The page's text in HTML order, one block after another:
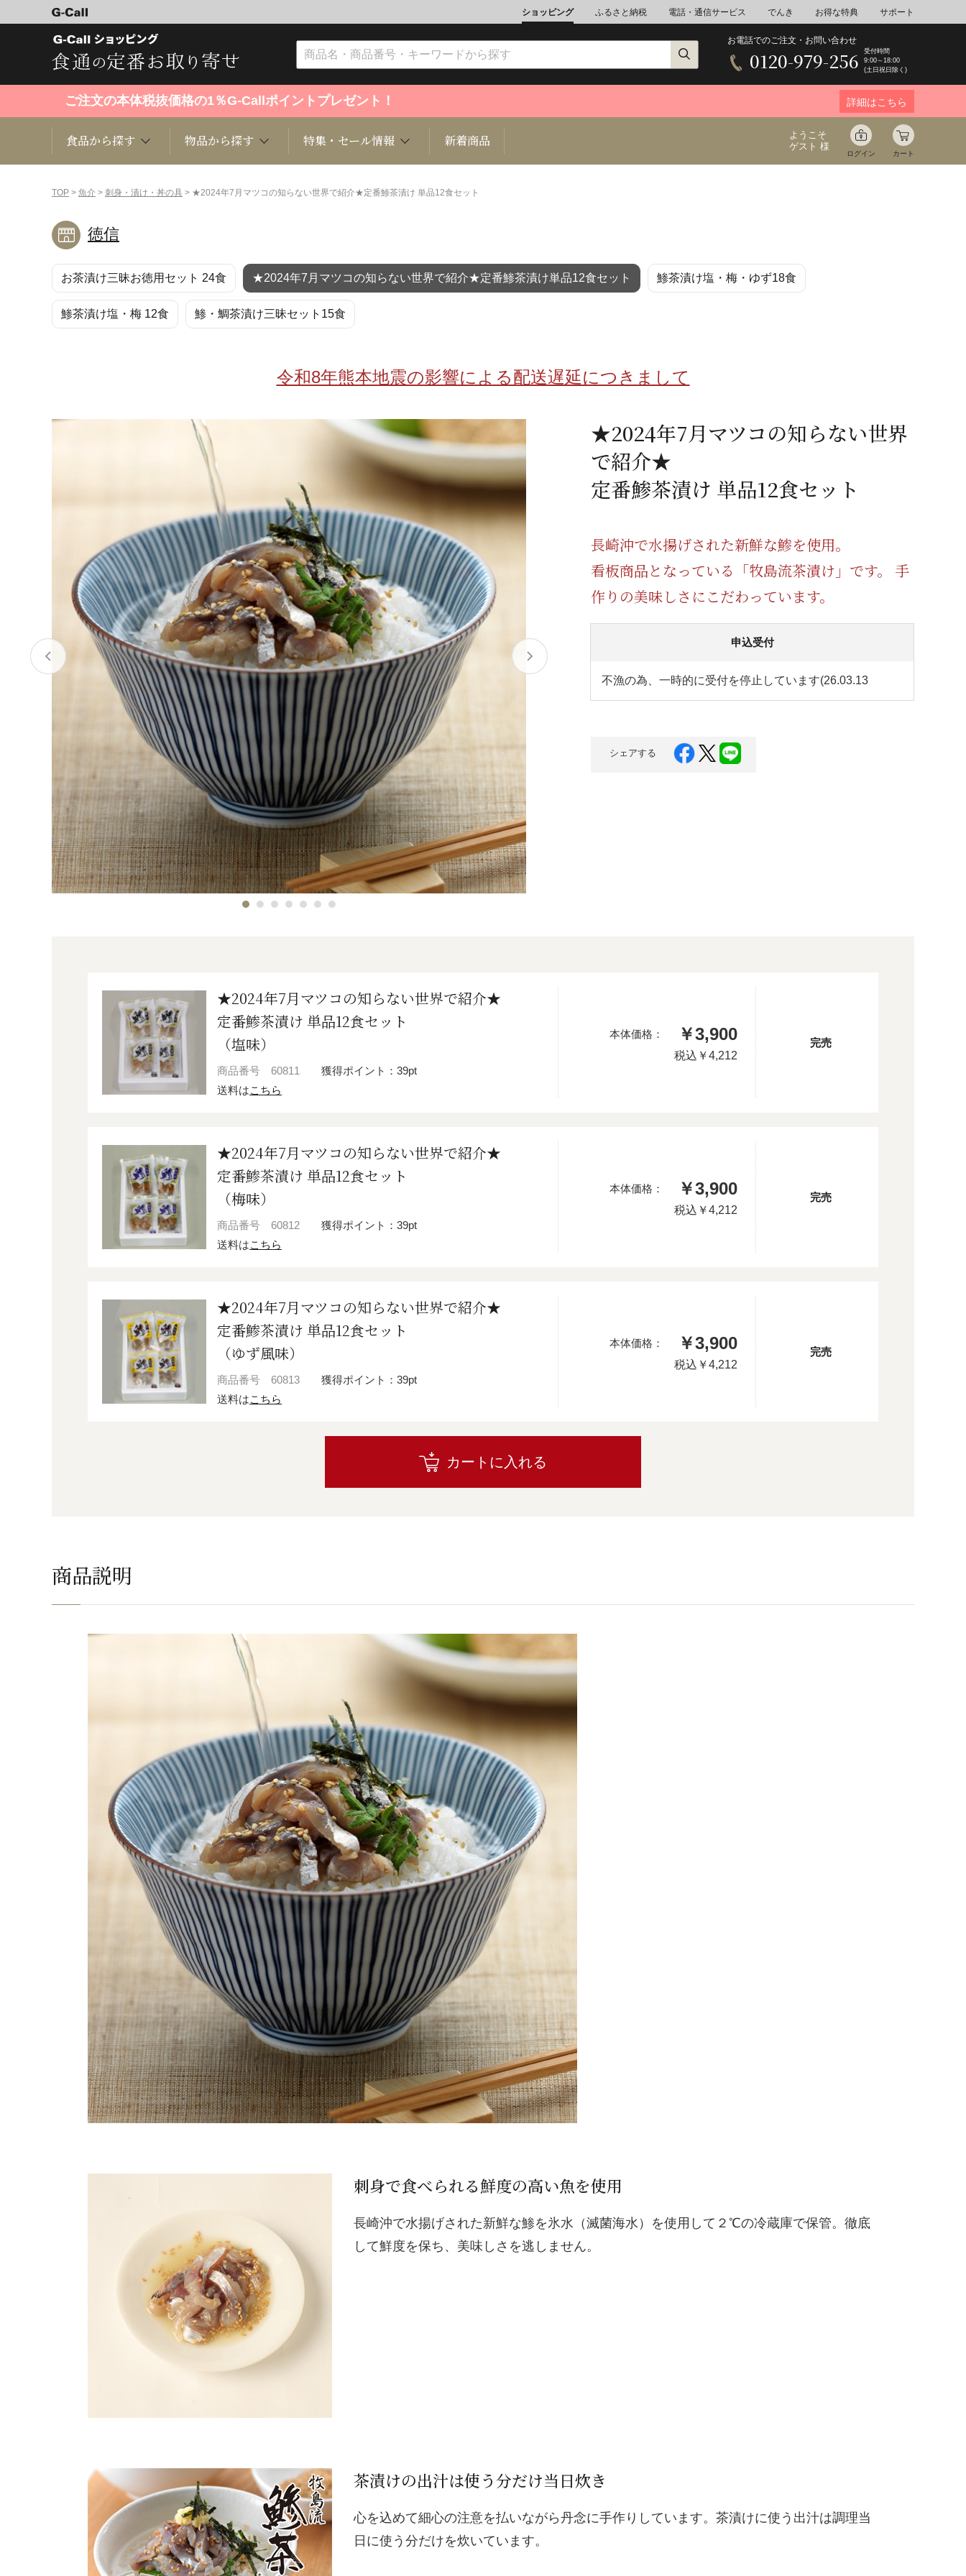
ショッピング ふるさと納税 電話・通信サービス でんき お得な特典 サポート
お電話でのご注文・お問い合わせ
0120-979-256
受付時間
9:00～18:00
(土日祝日除く)
ご注文の本体税抜価格の1％G-Callポイントプレゼント！ 詳細はこちら
食品から探す
洋菓子 和菓子 総菜 麺類/つゆ ミネラルウォーター
お酒 珈琲/茶/ドリンク
旬の食材 ギフト 豊洲お取り寄せ
産地検索
物品から探す
キッチン用品 ファッション 定期購読雑誌 書籍 音楽
家電 キッズベビー
ペット関連
特集・セール情報 新着商品
ようこそ
ゲスト 様
ログイン カート
TOP > 魚介 > 刺身・漬け・丼の具 > ★2024年7月マツコの知らない世界で紹介★定番鯵茶漬け 単品12食セット
徳信
お茶漬け三昧お徳用セット 24食 ★2024年7月マツコの知らない世界で紹介★定番鯵茶漬け単品12食セット 鯵茶漬け塩・梅・ゆず18食
鯵茶漬け塩・梅 12食 鯵・鯛茶漬け三昧セット15食
令和8年熊本地震の影響による配送遅延につきまして
★2024年7月マツコの知らない世界
で紹介★
定番鯵茶漬け 単品12食セット
長崎沖で水揚げされた新鮮な鯵を使用。
看板商品となっている「牧島流茶漬け」です。 手
作りの美味しさにこだわっています。
申込受付
不漁の為、一時的に受付を停止しています(26.03.13
シェアする
★2024年7月マツコの知らない世界で紹介★
定番鯵茶漬け 単品12食セット
（塩味）
商品番号 60811
獲得ポイント：39pt
送料はこちら
本体価格： ￥3,900
税込 ￥4,212
完売
★2024年7月マツコの知らない世界で紹介★
定番鯵茶漬け 単品12食セット
（梅味）
商品番号 60812
獲得ポイント：39pt
送料はこちら
本体価格： ￥3,900
税込 ￥4,212
完売
★2024年7月マツコの知らない世界で紹介★
定番鯵茶漬け 単品12食セット
（ゆず風味）
商品番号 60813
獲得ポイント：39pt
送料はこちら
本体価格： ￥3,900
税込 ￥4,212
完売
カートに入れる
商品説明
刺身で食べられる鮮度の高い魚を使用
長崎沖で水揚げされた新鮮な鯵を氷水（滅菌海水）を使用して２℃の冷蔵庫で保管。徹底
して鮮度を保ち、美味しさを逃しません。
茶漬けの出汁は使う分だけ当日炊き
心を込めて細心の注意を払いながら丹念に手作りしています。茶漬けに使う出汁は調理当
日に使う分だけを炊いています。